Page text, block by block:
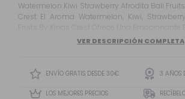
Watermelon Kiwi Strawberry Afrodita Bali
Crest El Aroma Watermelon, Kiwi, Strawberry, Afrodita De Bali
Fruits By Kings Crest Ofrece Una Emocionante Explosión Frutal De
Sandía, Kiwi Y Fresa , Todo Envuelto En Una Capa De Algodón De
Único.</P...
VER DESCRIPCIÓN COMPLETA
ENVÍO GRATIS DESDE 30€ 3 AÑOS
LOS MEJORES PRECIOS